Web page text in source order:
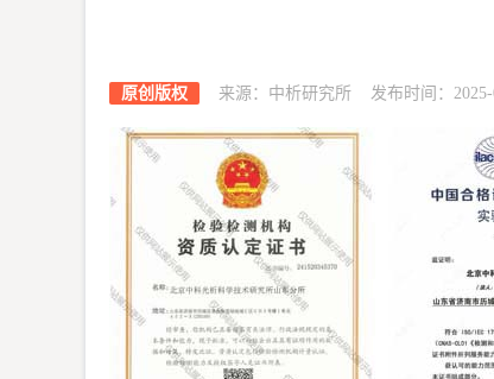
原创版权 来源：中析研究所 发布时间：